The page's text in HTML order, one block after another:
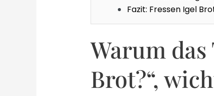
Fazit: Fressen Igel
Warum das
Brot?“,